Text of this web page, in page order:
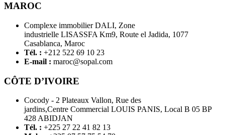
MAROC
Complexe immobilier DALI, Zone
industrielle LISASSFA Km9, Route el Jadida, 1077
Casablanca, Maroc
Tél. : +212 522 69 10 23
E-mail : maroc@sopal.com
CÔTE D’IVOIRE
Cocody - 2 Plateaux Vallon, Rue des
jardins,Centre Commercial LOUIS PANIS, Local B 05 BP
428 ABIDJAN
Tél. : +225 27 22 41 82 13